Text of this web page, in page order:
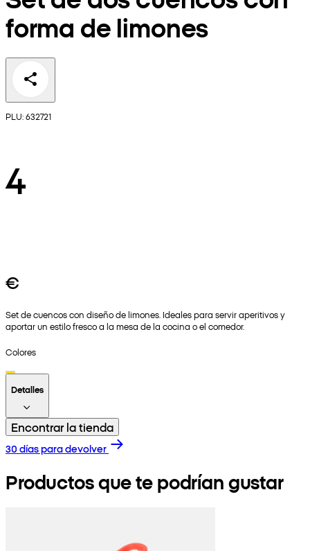
forma de limones
PLU: 632721
4
€
Set de cuencos con diseño de limones. Ideales para servir aperitivos y
aportar un estilo fresco a la mesa de la cocina o el comedor.
Colores
Detalles
Encontrar la tienda
30 días para devolver
Productos que te podrían gustar